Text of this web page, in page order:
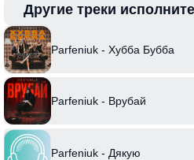
Интересный факт: Parfeniuk, по
уникальным стилем, сочетая
электроники, что позволяет ему
музыкальной сцене.
Другие треки
Parfeniuk - Хубба Бубба
Parfeniuk - Врубай
Parfeniuk - Дякую